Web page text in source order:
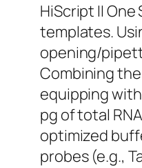
HiScript II
templates.
opening/
Combining
equipping
pg of total
optimized
probes (e.g.,